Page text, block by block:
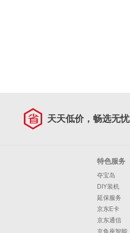
天天低价，畅选无忧
特色服务
夺宝岛
DIY装机
延保服务
京东E卡
京东通信
京鱼座智能